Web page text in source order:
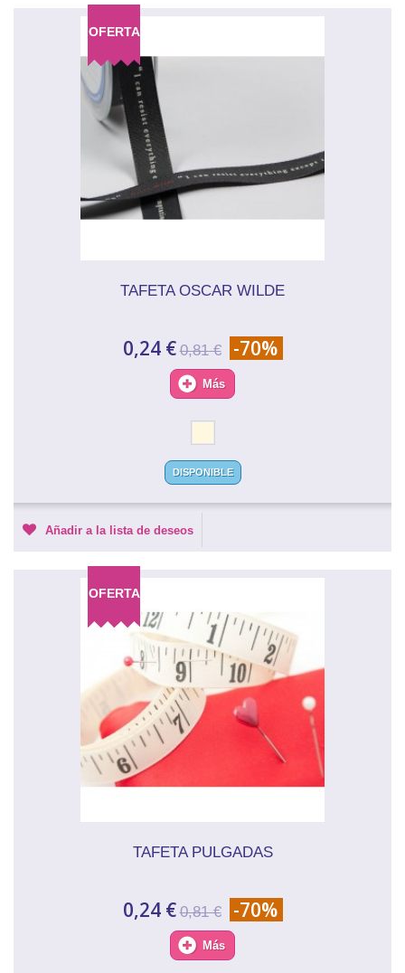
OFERTA
TAFETA OSCAR WILDE
0,24 € 0,81 € -70%
Más
DISPONIBLE
Añadir a la lista de deseos
OFERTA
TAFETA PULGADAS
0,24 € 0,81 € -70%
Más